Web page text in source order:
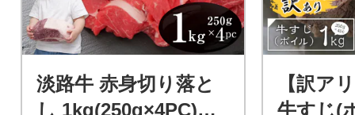
淡路牛 赤身切り落と
し 1kg(250g×4PC) a
【訳ア
牛すじ(